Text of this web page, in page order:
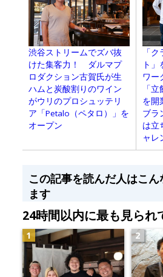
渋谷ストリームでズバ抜
けた集客力！ ダルマプ
ロダクション古賀氏が生
ハムと炭酸割りのワイン
がウリのプロシュッテリ
ア「Petalo（ペタロ）」を
オープン
「
ト
ワー
「
を開
ブラ
は立
ャレ
この記事を読んだ人はこ
ます
24時間以内に最も見られ